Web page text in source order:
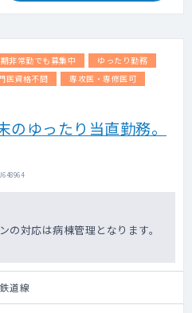
非常勤でも募集中
ゆったり勤務
医資格不問
専攻医・専修医可
のゆったり当直勤務。
の対応は病棟管理となります。
道線